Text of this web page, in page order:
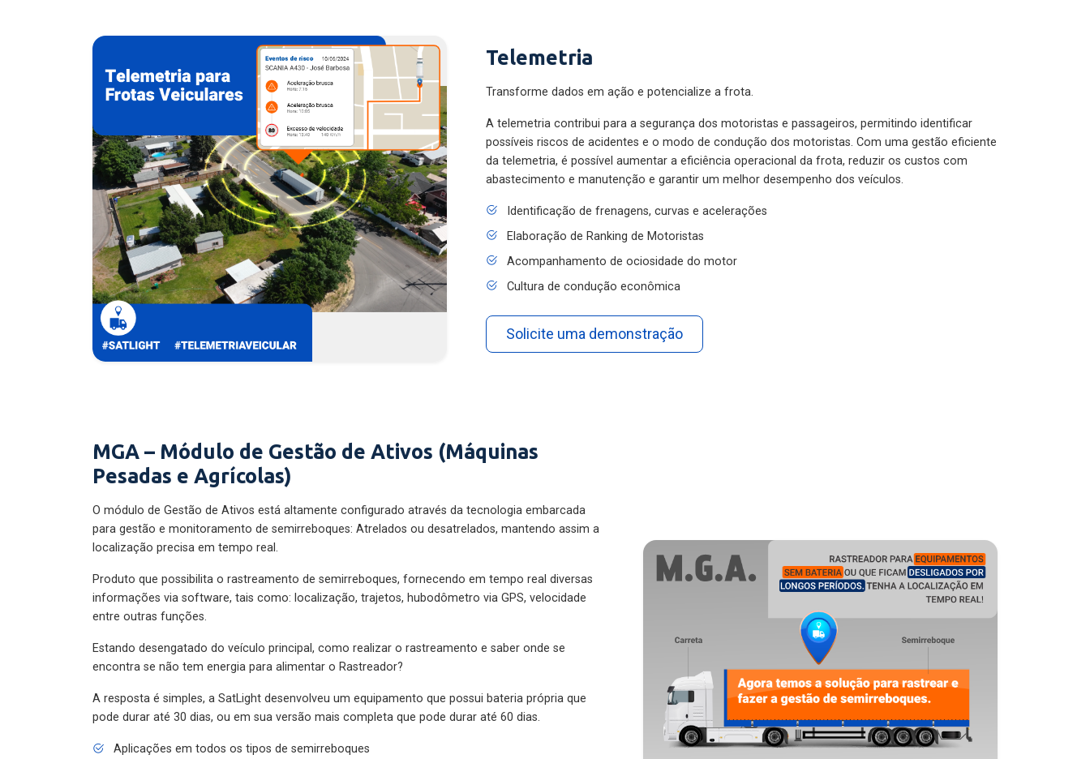
Telemetria
Transforme dados em ação e potencialize a frota.
A telemetria contribui para a segurança dos motoristas e passageiros, permitindo identificar
possíveis riscos de acidentes e o modo de condução dos motoristas. Com uma gestão eficiente
da telemetria, é possível aumentar a eficiência operacional da frota, reduzir os custos com
abastecimento e manutenção e garantir um melhor desempenho dos veículos.
Identificação de frenagens, curvas e acelerações
Elaboração de Ranking de Motoristas
Acompanhamento de ociosidade do motor
Cultura de condução econômica
Solicite uma demonstração
MGA – Módulo de Gestão de Ativos (Máquinas
Pesadas e Agrícolas)
O módulo de Gestão de Ativos está altamente configurado através da tecnologia embarcada
para gestão e monitoramento de semirreboques: Atrelados ou desatrelados, mantendo assim a
localização precisa em tempo real.
Produto que possibilita o rastreamento de semirreboques, fornecendo em tempo real diversas
informações via software, tais como: localização, trajetos, hubodômetro via GPS, velocidade
entre outras funções.
Estando desengatado do veículo principal, como realizar o rastreamento e saber onde se
encontra se não tem energia para alimentar o Rastreador?
A resposta é simples, a SatLight desenvolveu um equipamento que possui bateria própria que
pode durar até 30 dias, ou em sua versão mais completa que pode durar até 60 dias.
Aplicações em todos os tipos de semirreboques